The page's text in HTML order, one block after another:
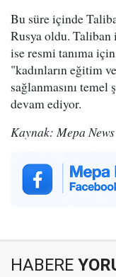
Bu süre içinde
Rusya oldu.
ise resmi tanıma
"kadınların eğitim
sağlanmasını
devam ediyor.
Kaynak: Mepa News
HABERE